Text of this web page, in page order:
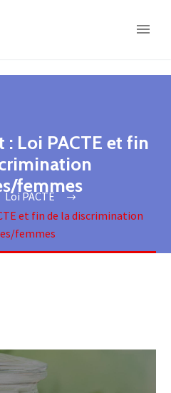
: Loi PACTE et fin
femmes
Loi PACTE
et fin de la discrimination
femmes